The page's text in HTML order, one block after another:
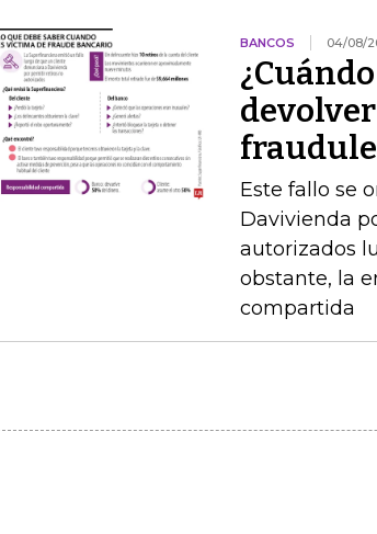
BANCOS 04/08/
Este fallo se
Davivienda
autorizados
obstante, la
compartida